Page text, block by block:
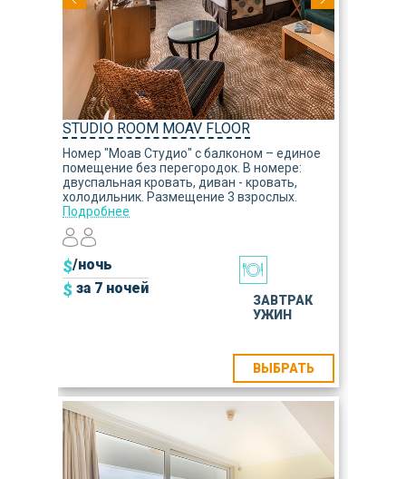
STUDIO ROOM MOAV FLOOR
Номер "Моав Студио" с балконом – единое
помещение без перегородок. В номере:
двуспальная кровать, диван - кровать,
холодильник. Размещение 3 взрослых.
Подробнее
$/ночь
$ за 7 ночей
ЗАВТРАК
УЖИН
ВЫБРАТЬ